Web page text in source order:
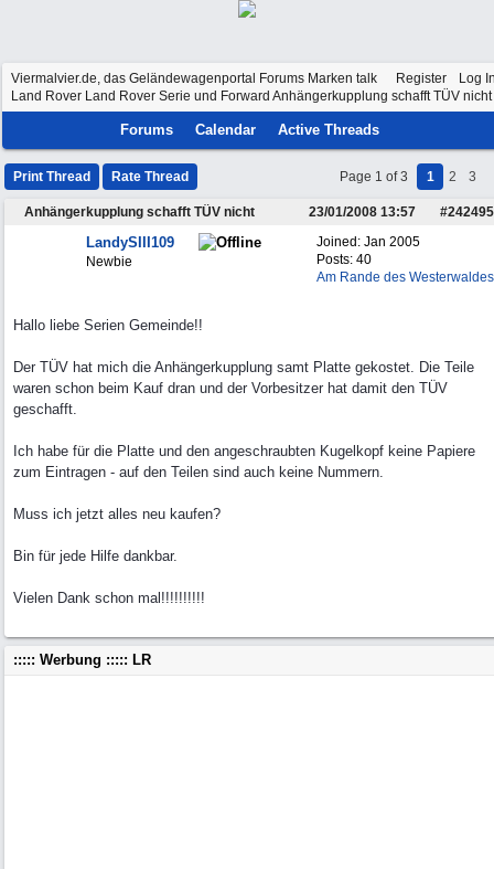
Register Log
Viermalvier.de, das Geländewagenportal Forums Marken talk
Land Rover Land Rover Serie und Forward Anhängerkupplung schafft TÜV nicht
Forums Calendar Active Threads
Print Thread Rate Thread Page 1 of 3 1 2 3
Anhängerkupplung schafft TÜV nicht #242495
23/01/2008 13:57
Joined: Jan 2005
Posts: 40
Am Rande des Westerwaldes
LandySIII109
Newbie
Hallo liebe Serien Gemeinde!!
Der TÜV hat mich die Anhängerkupplung samt Platte gekostet. Die Teile
waren schon beim Kauf dran und der Vorbesitzer hat damit den TÜV
geschafft.
Ich habe für die Platte und den angeschraubten Kugelkopf keine Papiere
zum Eintragen - auf den Teilen sind auch keine Nummern.
Muss ich jetzt alles neu kaufen?
Bin für jede Hilfe dankbar.
Vielen Dank schon mal!!!!!!!!!!
::::: Werbung ::::: LR